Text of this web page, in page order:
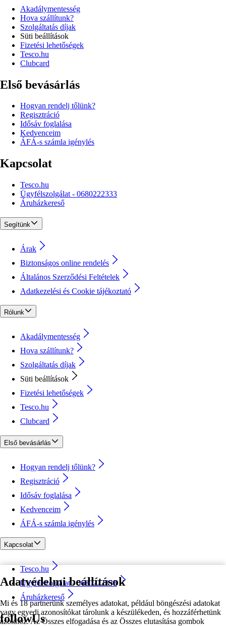
Adatvédelmi beállítások
Mi és 18 partnerünk személyes adatokat, például böngészési adatokat
vagy egyedi azonosítókat tárolunk a készülékeden, és hozzáférhetünk
azokhoz. Az Összes elfogadása és az Összes elutasítása gombok
Akadálymentesség
Hova szállítunk?
Szolgáltatás díjak
Süti beállítások
Fizetési lehetőségek
Tesco.hu
Clubcard
Első bevásárlás
Hogyan rendelj tőlünk?
Regisztráció
Idősáv foglalása
Kedvenceim
ÁFÁ-s számla igénylés
Kapcsolat
Tesco.hu
Ügyfélszolgálat - 0680222333
Áruházkereső
Segítünk
Árak
Biztonságos online rendelés
Általános Szerződési Feltételek
Adatkezelési és Cookie tájékoztató
Rólunk
Akadálymentesség
Hova szállítunk?
Szolgáltatás díjak
Süti beállítások
Fizetési lehetőségek
Tesco.hu
Clubcard
Első bevásárlás
Hogyan rendelj tőlünk?
Regisztráció
Idősáv foglalása
Kedvenceim
ÁFÁ-s számla igénylés
Kapcsolat
Tesco.hu
Ügyfélszolgálat - 0680222333
Áruházkereső
followUs